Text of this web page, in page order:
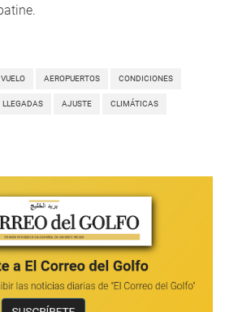
VUELO AEROPUERTOS CONDICIONES
LLEGADAS AJUSTE CLIMÁTICAS